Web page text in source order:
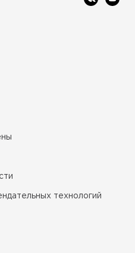
технологий